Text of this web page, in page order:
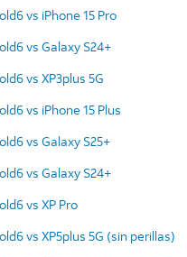
vs iPhone 15 Pro
vs Galaxy S24+
vs XP3plus 5G
vs iPhone 15 Plus
vs Galaxy S25+
vs Galaxy S24+
vs XP Pro
vs XP5plus 5G (sin perillas)